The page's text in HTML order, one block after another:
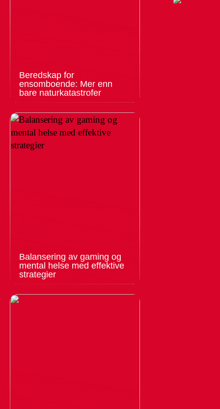
Beredskap for
ensomboende: Mer enn
bare naturkatastrofer
Balansering av gaming og
mental helse med effektive
strategier